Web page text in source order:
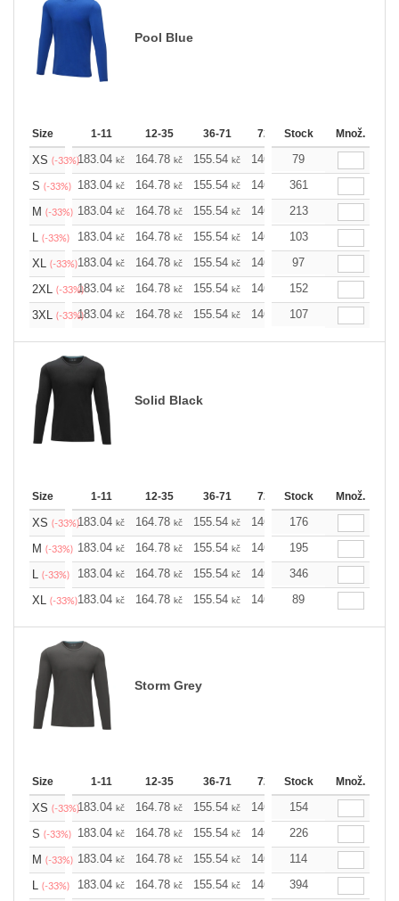
Pool Blue
Size 1-11 12-35 36-71 72-143 144-287
Stock Množ.
XS (-33%)183.04 kč 164.78 kč 155.54 kč 146.52 kč
79
S (-33%) 183.04 kč 164.78 kč 155.54 kč 146.52 kč
361
M (-33%) 183.04 kč 164.78 kč 155.54 kč 146.52 kč
213
L (-33%) 183.04 kč 164.78 kč 155.54 kč 146.52 kč
103
XL (-33%)183.04 kč 164.78 kč 155.54 kč 146.52 kč
97
2XL (-33%)183.04 kč 164.78 kč 155.54 kč 146.52 kč
152
3XL (-33%)183.04 kč 164.78 kč 155.54 kč 146.52 kč
107
Solid Black
Size 1-11 12-35 36-71 72-143 144-287
Stock Množ.
XS (-33%)183.04 kč 164.78 kč 155.54 kč 146.52 kč
176
M (-33%) 183.04 kč 164.78 kč 155.54 kč 146.52 kč
195
L (-33%) 183.04 kč 164.78 kč 155.54 kč 146.52 kč
346
XL (-33%)183.04 kč 164.78 kč 155.54 kč 146.52 kč
89
Storm Grey
Size 1-11 12-35 36-71 72-143 144-287
Stock Množ.
XS (-33%)183.04 kč 164.78 kč 155.54 kč 146.52 kč
154
S (-33%) 183.04 kč 164.78 kč 155.54 kč 146.52 kč
226
M (-33%) 183.04 kč 164.78 kč 155.54 kč 146.52 kč
114
L (-33%) 183.04 kč 164.78 kč 155.54 kč 146.52 kč
394